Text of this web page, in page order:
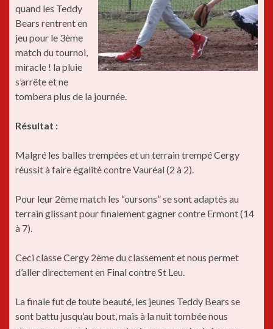
quand les Teddy
Bears rentrent en
jeu pour le 3ème
match du tournoi,
miracle ! la pluie
s’arrête et ne
tombera plus de la journée.
Résultat :
Malgré les balles trempées et un terrain trempé Cergy
réussit à faire égalité contre Vauréal (2 à 2).
Pour leur 2ème match les “oursons” se sont adaptés au
terrain glissant pour finalement gagner contre Ermont (14
à 7).
Ceci classe Cergy 2ème du classement et nous permet
d’aller directement en Final contre St Leu.
La finale fut de toute beauté, les jeunes Teddy Bears se
sont battu jusqu’au bout, mais à la nuit tombée nous